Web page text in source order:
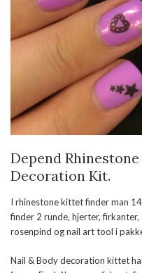
Depend
Decoration Kit.
I rhinestone kittet finder man
finder 2 runde, hjerter,
rosenpind og nail art tool i
Nail & Body decoration kittet